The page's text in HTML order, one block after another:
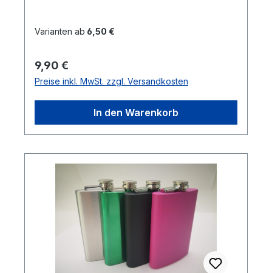
Varianten ab 6,50 €
Regulärer Preis:
9,90 €
Preise inkl. MwSt. zzgl. Versandkosten
In den Warenkorb